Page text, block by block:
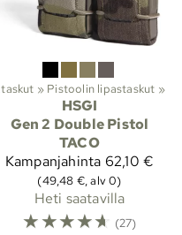
Lipastaskut ‪» Pistoolin lipastaskut ‪»
HSGI
Gen 2 Double Pistol
TACO
Kampanjahinta 62,10 €
(49,48 €, alv 0)
Heti saatavilla
☆☆☆☆☆ (27)